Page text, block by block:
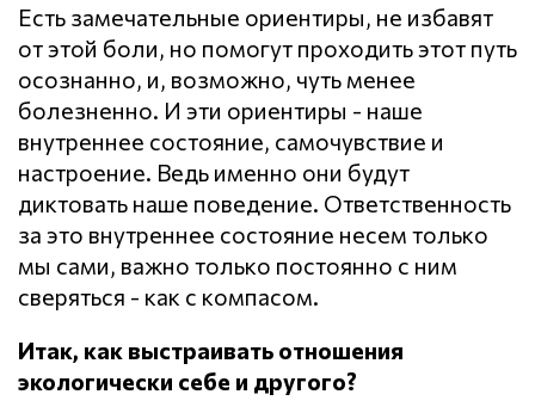
Есть замечательные ориентиры, не избавят
от этой боли, но помогут проходить этот путь
осознанно, и, возможно, чуть менее
болезненно. И эти ориентиры - наше
внутреннее состояние, самочувствие и
настроение. Ведь именно они будут
диктовать наше поведение. Ответственность
за это внутреннее состояние несем только
мы сами, важно только постоянно с ним
сверяться - как с компасом.
Итак, как выстраивать отношения
экологически себе и другого?